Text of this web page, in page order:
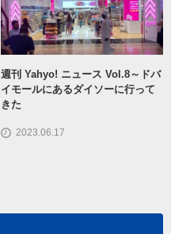
週刊 Yahyo! ニュース Vol.8～ドバ
イモールにあるダイソーに行って
きた
2023.06.17